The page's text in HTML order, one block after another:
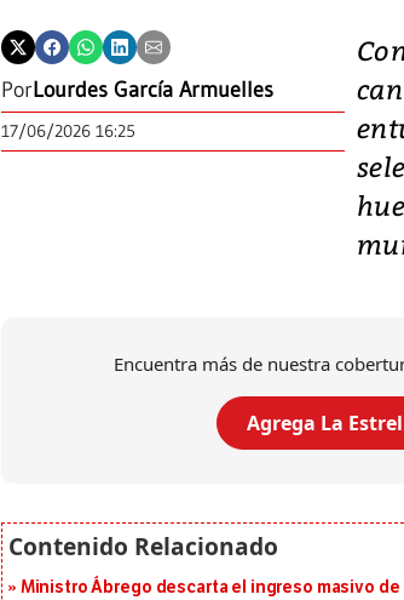
PorLourdes García Armuelles
17/06/2026 16:25
Encuentra más de nuestra
Agrega La
Ministro Ábrego descarta el ingreso masivo de